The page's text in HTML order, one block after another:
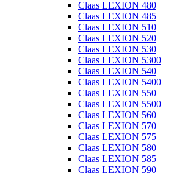
Claas LEXION 480
Claas LEXION 485
Claas LEXION 510
Claas LEXION 520
Claas LEXION 530
Claas LEXION 5300
Claas LEXION 540
Claas LEXION 5400
Claas LEXION 550
Claas LEXION 5500
Claas LEXION 560
Claas LEXION 570
Claas LEXION 575
Claas LEXION 580
Claas LEXION 585
Claas LEXION 590